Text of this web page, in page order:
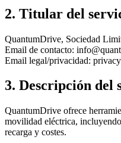
2. Titular del
QuantumDrive, Sociedad
Email de contacto:
Email legal/privacidad:
3. Descripción del
QuantumDrive ofrece
movilidad eléctrica,
recarga y costes.